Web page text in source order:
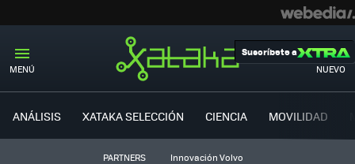
MENÚ NUEVO
Suscríbete a
ANÁLISIS XATAKA SELECCIÓN CIENCIA MOVILIDAD
PARTNERS Innovación Volvo